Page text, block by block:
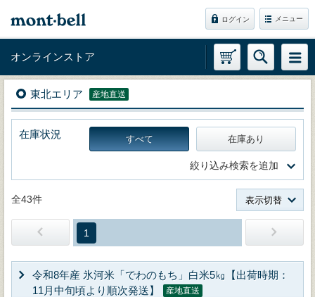
ログイン メニュー
オンラインストア
東北エリア 産地直送
在庫状況 すべて 在庫あり
絞り込み検索を追加
全43件 表示切替
1
令和8年産 氷河米「でわのもち」白米5㎏【出荷時期：
11月中旬頃より順次発送】
産地直送